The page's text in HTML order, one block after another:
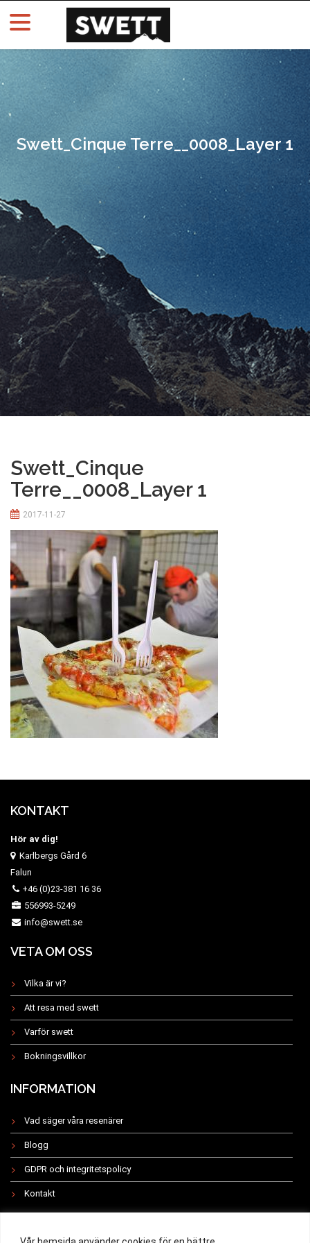
Swett_Cinque Terre__0008_Layer 1
Swett_Cinque
Terre__0008_Layer 1
2017-11-27
KONTAKT
Hör av dig!
Karlbergs Gård 6
Falun
+46 (0)23-381 16 36
556993-5249
info@swett.se
VETA OM OSS
Vilka är vi?
Att resa med swett
Varför swett
Bokningsvillkor
INFORMATION
Vad säger våra resenärer
Blogg
GDPR och integritetspolicy
Kontakt